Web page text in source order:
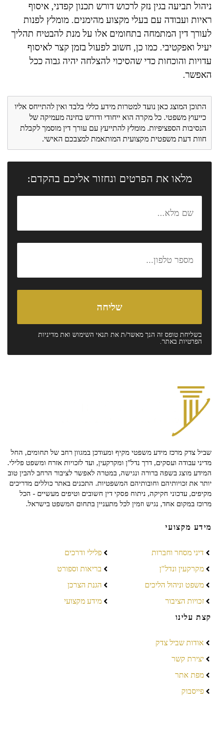
ניהול תביעה בגין נזק לרכוש דורש תכנון קפדני, איסוף
ראיות ועבודה עם בעלי מקצוע מהימנים. מומלץ לפנות
לעורך דין המתמחה בתחומים אלו על מנת להבטיח תהליך
יעיל ואפקטיבי. כמו כן, חשוב לפעול בזמן קצר לאיסוף
עדויות והוכחות כדי שהסיכוי להצלחה יהיה גבוה ככל
האפשר.
התוכן המוצג כאן נועד למטרות מידע כללי בלבד ואין להתייחס אליו
כייעוץ משפטי. כל מקרה הוא ייחודי ודורש בחינה מעמיקה של
הנסיבות הספציפיות. מומלץ להתייעץ עם עורך דין מוסמך לקבלת
חוות דעת משפטית מקצועית המותאמת למצבכם האישי.
מלאו את הפרטים ונחזור אליכם בהקדם:
בשליחת טופס זה הנך מאשר/ת את תנאי השימוש ואת מדיניות
הפרטיות באתר.
שביל צדק מרכז מידע משפטי מקיף ומעודכן במגוון רחב של תחומים, החל
מדיני עבודה ועסקים, דרך נדל"ן ומקרקעין, ועד לזכויות אזרח ומשפט פלילי.
המידע מוצג בשפה ברורה ונגישה, במטרה לאפשר לציבור הרחב להבין טוב
יותר את זכויותיהם וחובותיהם המשפטיות. התכנים באתר כוללים מדריכים
מקיפים, עדכוני חקיקה, ניתוח פסקי דין חשובים וטיפים מעשיים - הכל
מרוכז במקום אחד, נגיש וזמין לכל מתעניין בתחום המשפט בישראל.
מידע מקצועי
דיני מסחר וחברות
מקרקעין ונדל"ן
משפט וניהול הליכים
זכויות הציבור
פלילי ודרכים
בריאות וספורט
הגנת הצרכן
מידע מקצועי
קצת עלינו
אודות שביל צדק
יצירת קשר
מפת אתר
פייסבוק